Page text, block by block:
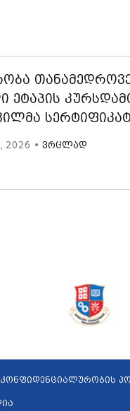
ეტაპის
2026 • ვრცლად
კონფიდენციალურობის